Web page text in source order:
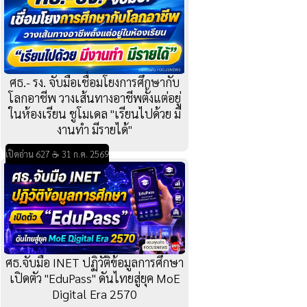
ศธ.- รง. จับมือเชื่อมโยงการศึกษากับ
โลกอาชีพ วางเส้นทางอาชีพตั้งแต่อยู่
ในห้องเรียน ชูโมเดล "เรียนไปด้วย มี
งานทำ มีรายได้"
เปิดอ่าน 627 ☕ 31 ก.ค. 2569
ศธ.จับมือ INET ปฏิวัติข้อมูลการศึกษา
เปิดตัว "EduPass" ดันไทยสู่ยุค MoE
Digital Era 2570